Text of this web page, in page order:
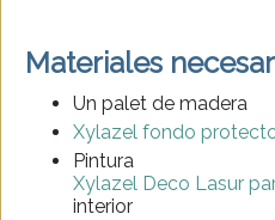
Materiales
Un palet de madera
Xylazel fondo
Pintura
Xylazel Deco Lasur
interior